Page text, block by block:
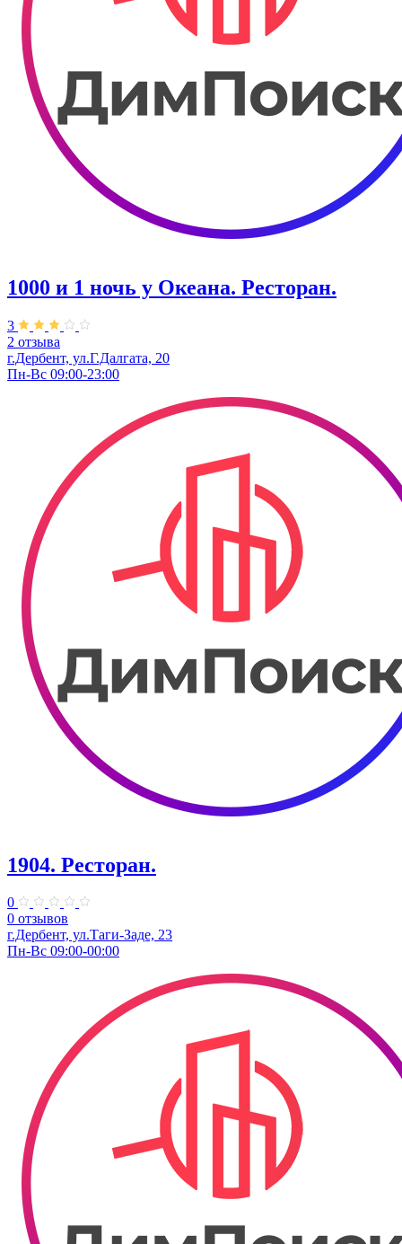
1000 и 1 ночь у Океана. Ресторан.
3
2 отзыва
г.Дербент, ул.Г.Далгата, 20
Пн-Вс 09:00-23:00
1904. ​Ресторан.
0
0 отзывов
г.Дербент, ​ул.​Таги-Заде, 23
Пн-Вс 09:00-00:00